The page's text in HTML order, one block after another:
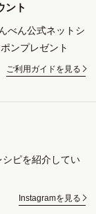
ント
べん公式ネットシ
ンプレゼント
ご利用ガイドを見る
ピを紹介してい
Instagramを見る